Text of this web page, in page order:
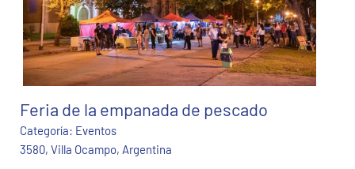
Feria de la empanada de pescado
Categoría: Eventos
3580, Villa Ocampo, Argentina